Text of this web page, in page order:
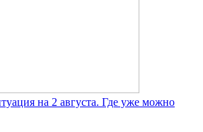
на 2 августа. Где уже можно